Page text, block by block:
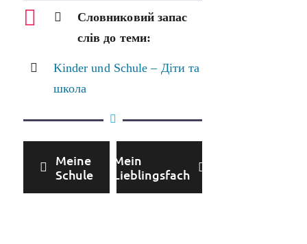
Словниковий запас
слів до теми:
Kinder und Schule – Діти та
школа
Meine
Schule
Mein
Lieblingsfach